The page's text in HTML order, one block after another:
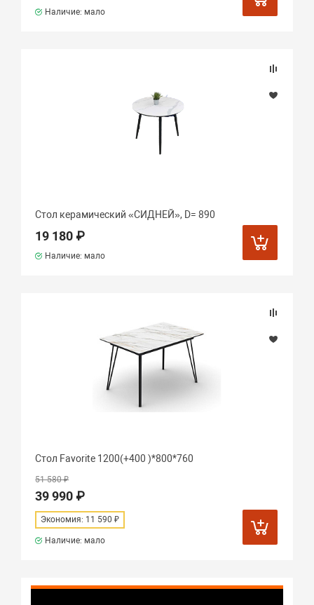
Наличие: мало
Стол керамический «СИДНЕЙ», D= 890
19 180 ₽
Наличие: мало
Стол Favorite 1200(+400 )*800*760
51 580 ₽
39 990 ₽
Экономия: 11 590 ₽
Наличие: мало